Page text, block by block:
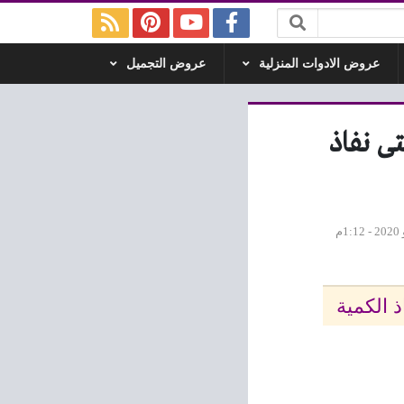
عروض الادوات المنزلية عروض التجميل
كلنا واحد من 25 يونيو 2020 حتى نفاذ